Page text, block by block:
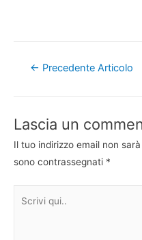
Navigazione
← Precedente Articolo
Lascia un
Il tuo indirizzo email non
sono contrassegnati *